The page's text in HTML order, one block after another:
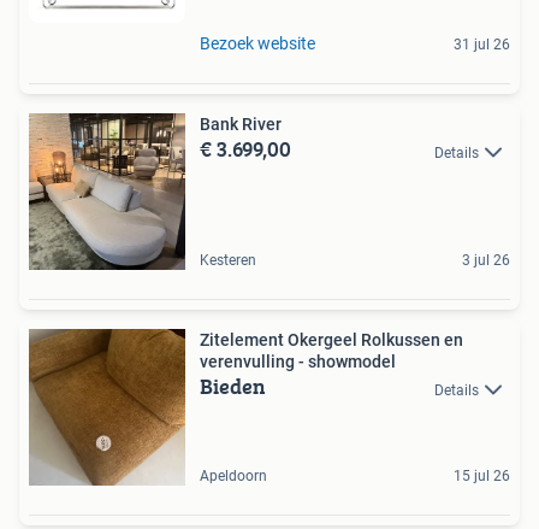
Bezoek website 31 jul 26
Bank River
€ 3.699,00 Details
Kesteren 3 jul 26
Zitelement Okergeel Rolkussen en
verenvulling - showmodel
Bieden Details
Apeldoorn 15 jul 26